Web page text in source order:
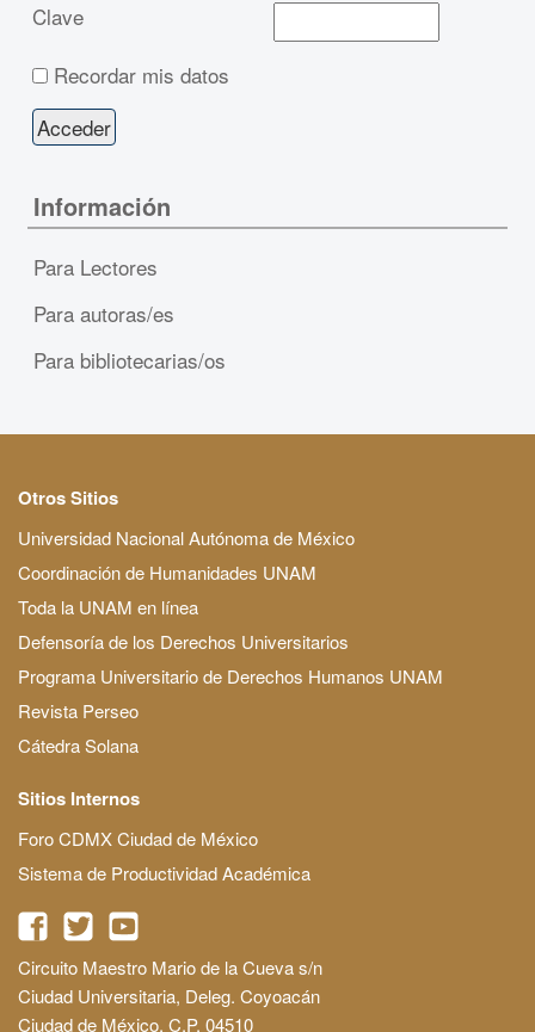
Clave
Recordar mis datos
Información
Para Lectores
Para autoras/es
Para bibliotecarias/os
Otros Sitios
Universidad Nacional Autónoma de México
Coordinación de Humanidades UNAM
Toda la UNAM en línea
Defensoría de los Derechos Universitarios
Programa Universitario de Derechos Humanos UNAM
Revista Perseo
Cátedra Solana
Sitios Internos
Foro CDMX Ciudad de México
Sistema de Productividad Académica
Circuito Maestro Mario de la Cueva s/n
Ciudad Universitaria, Deleg. Coyoacán
Ciudad de México, C.P. 04510